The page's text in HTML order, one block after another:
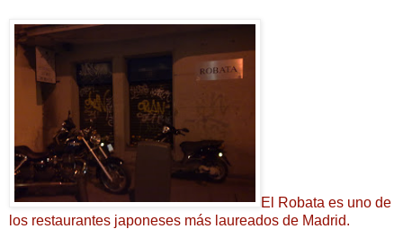
El Robata es uno de
los restaurantes japoneses más laureados de Madrid.